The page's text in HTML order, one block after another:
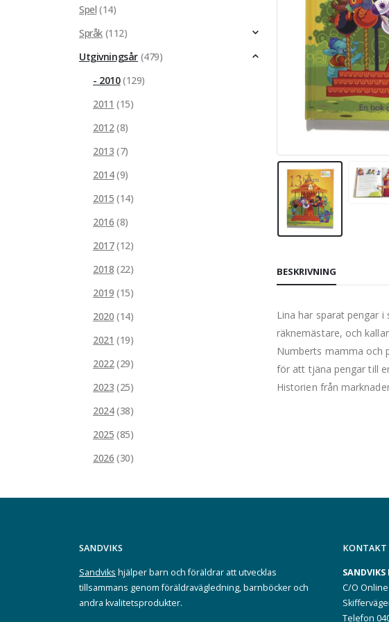
BESKRIVNING
Lina har sparat pengar
räknemästare, och
Numberts mamma och
för att tjäna pengar till
Historien från
Spel (14)
Språk (112)
Utgivningsår (479)
- 2010(129)
2011 (15)
2012(8)
2013 (7)
2014(9)
2015 (14)
2016 (8)
2017(12)
2018 (22)
2019 (15)
2020 (14)
2021 (19)
2022(29)
2023 (25)
2024(38)
2025 (85)
2026 (30)
SANDVIKS
Sandviks hjälper barn och föräldrar att utvecklas
tillsammans genom föräldravägledning, barnböcker och
andra kvalitetsprodukter.
KONTAKT
SANDVIKS
C/O
Telefon